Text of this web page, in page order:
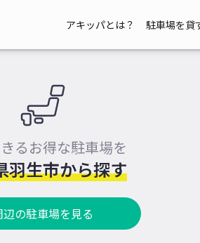
アキッパとは？ 駐車場を貸
るお得な駐車場を
羽生市から探す
辺の駐車場を見る